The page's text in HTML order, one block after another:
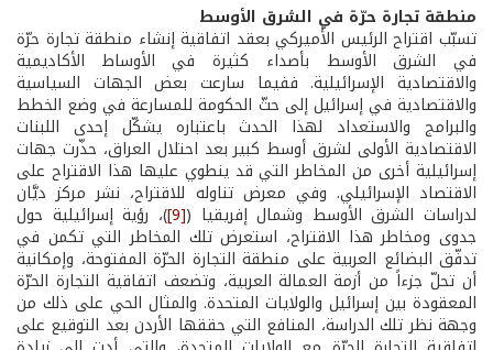
منطقة تجارة حرّة في الشرق الأوسط
تسبّب اقتراح الرئيس الأميركي بعقد اتفاقية إنشاء منطقة تجارة حرّة
في الشرق الأوسط بأصداء كثيرة في الأوساط الأكاديمية
والاقتصادية الإسرائيلية. ففيما سارعت بعض الجهات السياسية
والاقتصادية في إسرائيل إلى حثّ الحكومة للمسارعة في وضع الخطط
والبرامج والاستعداد لهذا الحدث باعتباره يشكّل إحدى اللبنات
الاقتصادية الأولى لشرق أوسط كبير بعد احتلال العراق، حذّرت جهات
إسرائيلية أخرى من المخاطر التي قد ينطوي عليها هذا الاقتراح على
الاقتصاد الإسرائيلي. وفي معرض تناوله للاقتراح، نشر مركز ديَّان
لدراسات الشرق الأوسط وشمال إفريقيا ([9] )، رؤية إسرائيلية حول
جدوى ومخاطر هذا الاقتراح، استعرض تلك المخاطر التي تكمن في
تدفّق البضائع العربية على منطقة التجارة الحرّة المفتوحة، وإمكانية
أن تحلّ جزءاً من أزمة العمالة العربية، وتضعف اتفاقية التجارة الحرّة
المعقودة بين إسرائيل والولايات المتحدة. والمثال الحي على ذلك من
وجهة نظر تلك الدراسة، المنافع التي حققها الأردن بعد التوقيع على